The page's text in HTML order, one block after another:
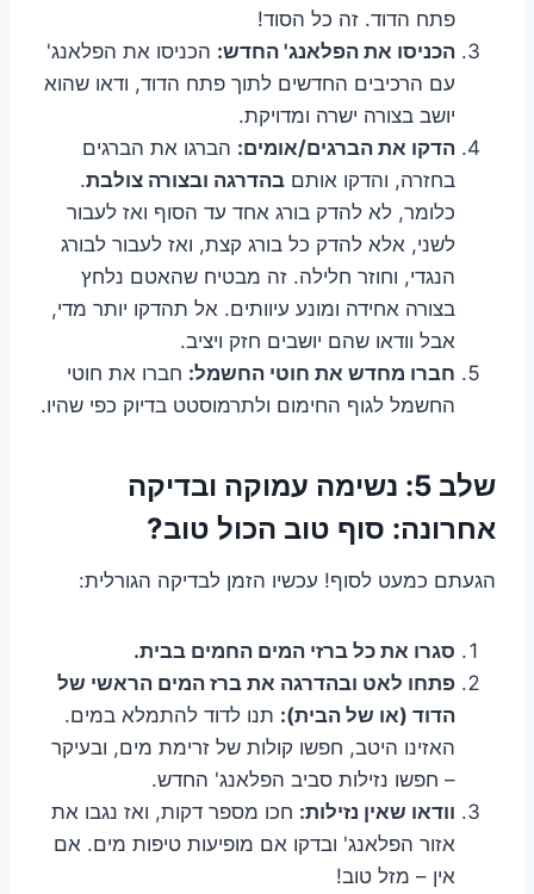
פתח הדוד. זה כל הסוד!
הכניסו את הפלאנג' החדש: הכניסו את הפלאנג'
עם הרכיבים החדשים לתוך פתח הדוד, ודאו שהוא
יושב בצורה ישרה ומדויקת.
הדקו את הברגים/אומים: הברגו את הברגים
בחזרה, והדקו אותם בהדרגה ובצורה צולבת.
כלומר, לא להדק בורג אחד עד הסוף ואז לעבור
לשני, אלא להדק כל בורג קצת, ואז לעבור לבורג
הנגדי, וחוזר חלילה. זה מבטיח שהאטם נלחץ
בצורה אחידה ומונע עיוותים. אל תהדקו יותר מדי,
אבל וודאו שהם יושבים חזק ויציב.
חברו מחדש את חוטי החשמל: חברו את חוטי
החשמל לגוף החימום ולתרמוסטט בדיוק כפי שהיו.
שלב 5: נשימה עמוקה ובדיקה
אחרונה: סוף טוב הכול טוב?
הגעתם כמעט לסוף! עכשיו הזמן לבדיקה הגורלית:
סגרו את כל ברזי המים החמים בבית.
פתחו לאט ובהדרגה את ברז המים הראשי של
הדוד (או של הבית): תנו לדוד להתמלא במים.
האזינו היטב, חפשו קולות של זרימת מים, ובעיקר
– חפשו נזילות סביב הפלאנג' החדש.
וודאו שאין נזילות: חכו מספר דקות, ואז נגבו את
אזור הפלאנג' ובדקו אם מופיעות טיפות מים. אם
אין – מזל טוב!